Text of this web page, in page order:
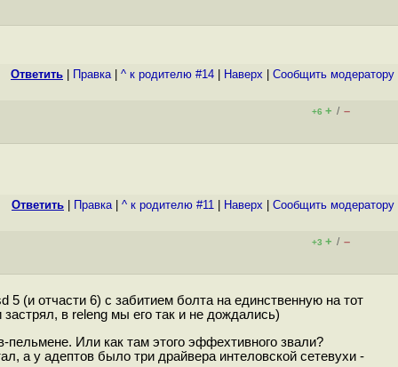
Ответить Правка| ^ к родителю #14 Наверх Cообщить модератору
+6 + / –
Ответить Правка| ^ к родителю #11 Наверх Cообщить модератору
+3 + / –
(и отчасти 6) с забитием болта на единственную на тот
в releng мы его так и не дождались)
пельмене. Или как там этого эффехтивного звали?
а у адептов было три драйвера интеловской сетевухи -